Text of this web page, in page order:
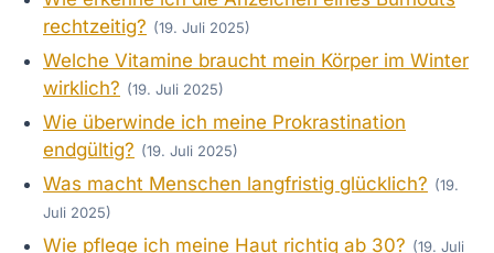
rechtzeitig? (19. Juli 2025)
Welche Vitamine braucht mein Körper im Winter
wirklich? (19. Juli 2025)
Wie überwinde ich meine Prokrastination
endgültig? (19. Juli 2025)
Was macht Menschen langfristig glücklich? (19.
Juli 2025)
Wie pflege ich meine Haut richtig ab 30? (19. Juli